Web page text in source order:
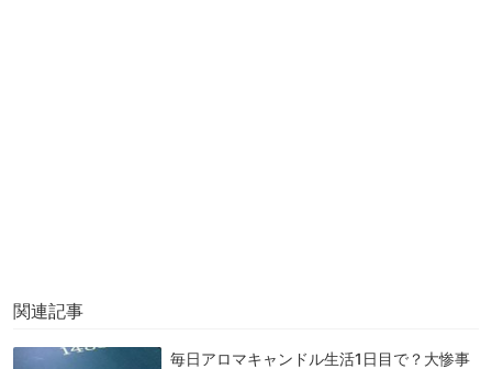
関連記事
毎日アロマキャンドル生活1日目で？大惨事